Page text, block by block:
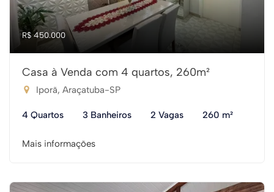
R$ 450.000
Casa à Venda com 4 quartos, 260m²
Iporã, Araçatuba-SP
4 Quartos 3 Banheiros 2 Vagas 260 m²
Mais informações